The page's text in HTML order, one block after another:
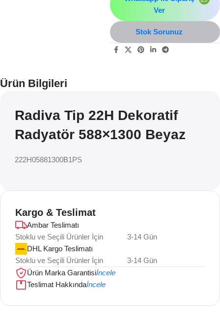
Ver
Stok Sorunuz
Ürün Bilgileri
Radiva Tip 22H Dekoratif
Radyatör 588×1300 Beyaz
222H05881300B1PS
Kargo & Teslimat
Ambar Teslimatı
Stoklu ve Seçili Ürünler İçin
3-14 Gün
DHL Kargo Teslimatı
Stoklu ve Seçili Ürünler İçin
3-14 Gün
Ürün Marka Garantisiİncele
Teslimat Hakkındaİncele